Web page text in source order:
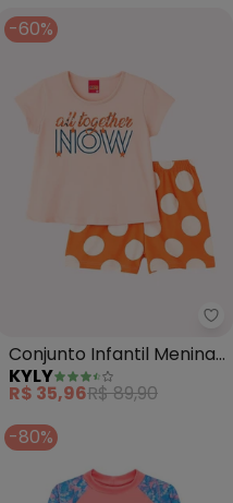
- Vestido Infantil
-60%
Conjunto Infantil Menina
Estampado (Rosa)
KYLY
R$ 35,96R$ 89,90
-80%